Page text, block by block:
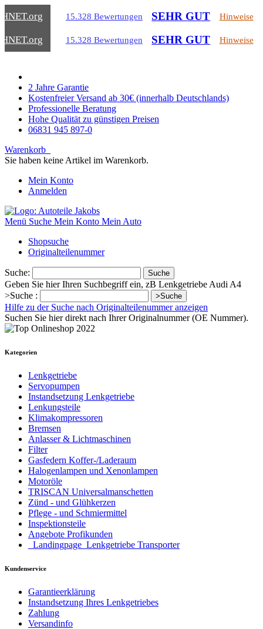
.org 15.328 Bewertungen SEHR GUT Hinweise
.org 15.328 Bewertungen SEHR GUT Hinweise
2 Jahre Garantie
Kostenfreier Versand ab 30€ (innerhalb Deutschlands)
Professionelle Beratung
Hohe Qualität zu günstigen Preisen
06831 945 897-0
Warenkorb
Sie haben keine Artikel im Warenkorb.
Mein Konto
Anmelden
Menü Suche Mein Konto Mein Auto
Shopsuche
Originalteilenummer
Suche: Suche
Geben Sie hier Ihren Suchbegriff ein, zB Lenkgetriebe Audi A4
>Suche :
>Suche
Hilfe zu der Suche nach Originalteilenummer anzeigen
Suchen Sie hier direkt nach Ihrer Originalnummer (OE Nummer).
Kategorien
Lenkgetriebe
Servopumpen
Instandsetzung Lenkgetriebe
Lenkungsteile
Klimakompressoren
Bremsen
Anlasser & Lichtmaschinen
Filter
Gasfedern Koffer-/Laderaum
Halogenlampen und Xenonlampen
Motoröle
TRISCAN Universalmanschetten
Zünd - und Glühkerzen
Pflege - und Schmiermittel
Inspektionsteile
Angebote Profikunden
_Landingpage_Lenkgetriebe Transporter
Kundenservice
Garantieerklärung
Instandsetzung Ihres Lenkgetriebes
Zahlung
Versandinfo